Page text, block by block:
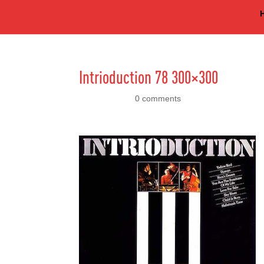
Intrioduction 78 300×300
|0 comments